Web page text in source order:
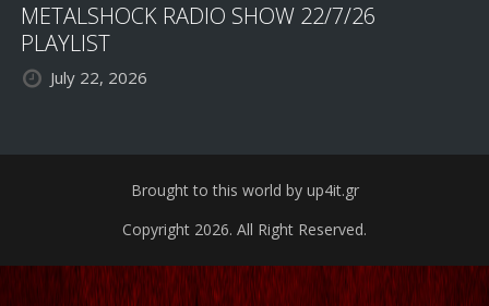
METALSHOCK RADIO SHOW 22/7/26
PLAYLIST
July 22, 2026
Brought to this world by up4it.gr
Copyright 2026. All Right Reserved.